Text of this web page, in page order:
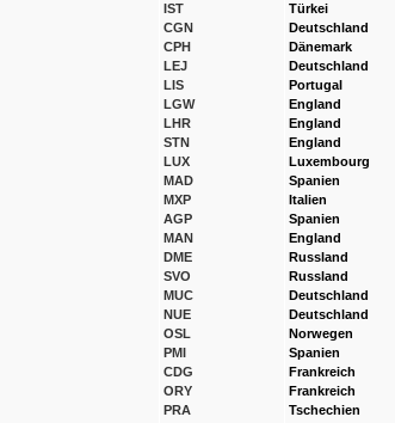
IST
CGN
CPH
LEJ
LIS
LGW
LHR
STN
LUX
MAD
MXP
AGP
MAN
DME
SVO
MUC
NUE
OSL
PMI
CDG
ORY
PRA
Türkei
Deutschland
Dänemark
Deutschland
Portugal
England
England
England
Luxembourg
Spanien
Italien
Spanien
England
Russland
Russland
Deutschland
Deutschland
Norwegen
Spanien
Frankreich
Frankreich
Tschechien